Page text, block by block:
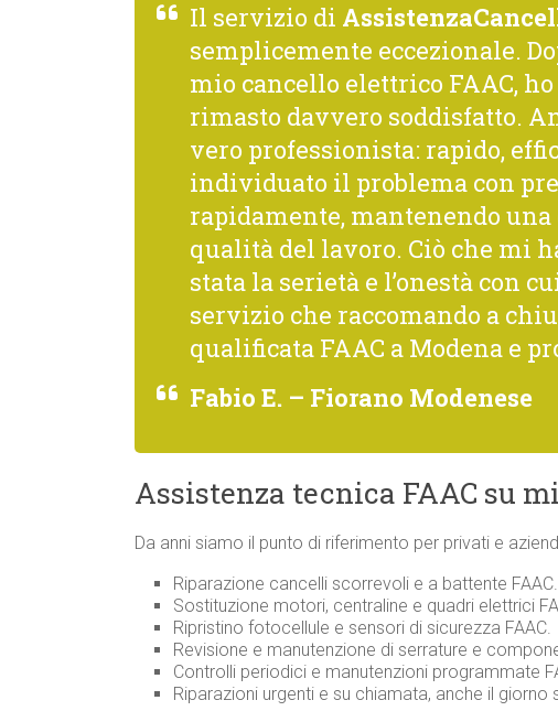
Il servizio di
semplicemente eccezionale.
mio cancello elettrico FAAC,
rimasto davvero soddisfatto.
vero professionista: rapido,
individuato il problema con
rapidamente, mantenendo
qualità del lavoro. Ciò che mi
stata la serietà e l’onestà con
servizio che raccomando a
qualificata FAAC a Modena e
Fabio E. – Fiorano Modenese
Assistenza tecnica FAAC su
Da anni siamo il punto di riferimento per privati e
Riparazione cancelli scorrevoli e a battente FAAC.
Sostituzione motori, centraline e quadri elettrici
Ripristino fotocellule e sensori di sicurezza FAAC.
Revisione e manutenzione di serrature e
Controlli periodici e manutenzioni programmate
Riparazioni urgenti e su chiamata, anche il giorno